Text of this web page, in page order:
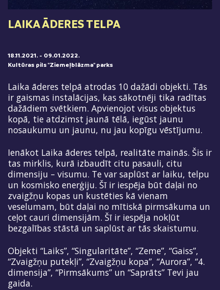
LAIKA ĀDERES TELPA
18.11.2021. - 09.01.2022.
Kultūras pils "Ziemeļblāzma" parks
Laika āderes telpā atrodas 10 dažādi objekti. Tās
ir gaismas instalācijas, kas sākotnēji tika radītas
dažādiem svētkiem. Apvienojot visus objektus
kopā, tie atdzimst jaunā tēlā, iegūst jaunu
nosaukumu un jaunu, nu jau kopīgu vēstījumu.
Ienākot Laika āderes telpā, realitāte mainās. Šis ir
tas mirklis, kurā izbaudīt citu pasauli, citu
dimensiju – visumu. Te var saplūst ar laiku, telpu
un kosmisko enerģiju. Šī ir iespēja būt daļai no
zvaigžņu kopas un kustēties kā vienam
veselumam, būt daļai no mītiskā pirmsākuma un
ceļot cauri dimensijām. Šī ir iespēja nokļūt
bezgalības stāstā un saplūst ar tās skaistumu.
Objekti “Laiks”, “Singularitāte”, “Zeme”, “Gaiss”,
“Zvaigžņu putekļi”, “Zvaigžņu kopa”, “Aurora”, “4.
dimensija”, “Pirmsākums” un “Saprāts” Tevi jau
gaida.